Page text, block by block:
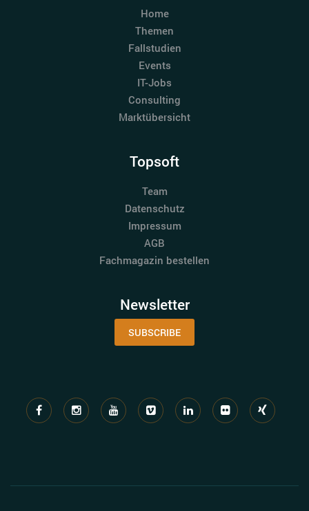
Home
Themen
Fallstudien
Events
IT-Jobs
Consulting
Marktübersicht
Topsoft
Team
Datenschutz
Impressum
AGB
Fachmagazin bestellen
Newsletter
SUBSCRIBE